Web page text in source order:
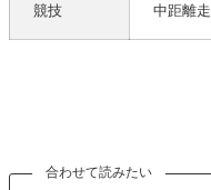
競技 中距離
合わせて読みたい